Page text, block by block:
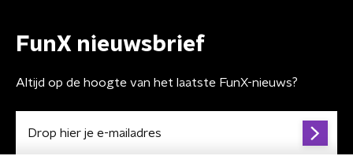
FunX nieuwsbrief
Altijd op de hoogte van het laatste FunX-nieuws?